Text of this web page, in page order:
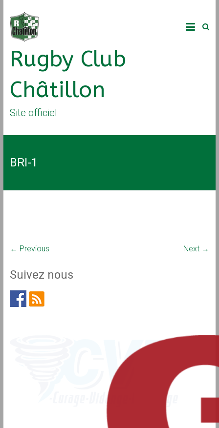
Rugby Club
Châtillon
Site officiel
BRI-1
← Previous Next →
Suivez nous